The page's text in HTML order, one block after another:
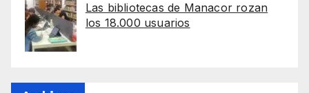
Las bibliotecas de Manacor rozan
los 18.000 usuarios